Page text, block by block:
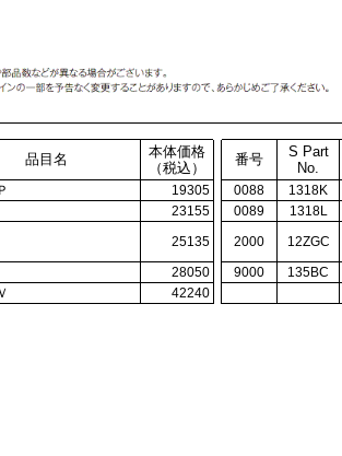
品目名
本体価格
（税込）
番号
S Part
No.
19305 0088 1318K
23155 0089 1318L
25135 2000 12ZGC
28050 9000 135BC
42240